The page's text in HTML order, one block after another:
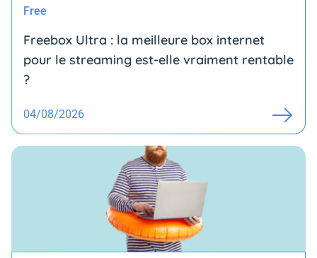
Free
Freebox Ultra : la meilleure box internet
pour le streaming est-elle vraiment rentable
?
04/08/2026